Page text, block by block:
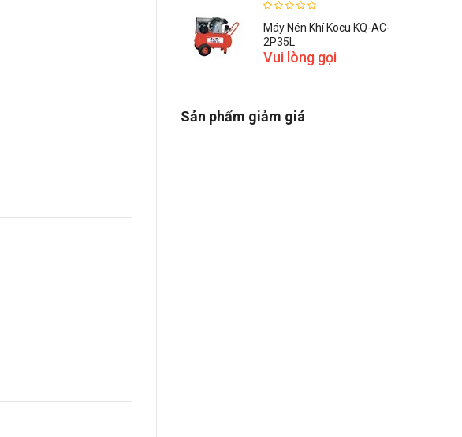
Máy Nén Khí Kocu KQ-AC-
2P35L
Vui lòng gọi
Sản phẩm giảm giá